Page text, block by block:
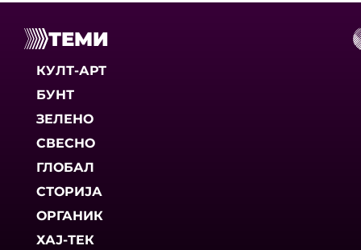
ТЕМИ
КУЛТ-АРТ
БУНТ
ЗЕЛЕНО
СВЕСНО
ГЛОБАЛ
СТОРИЈА
ОРГАНИК
ХАЈ-ТЕК